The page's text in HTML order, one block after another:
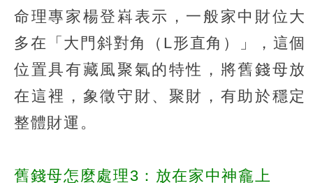
命理專家楊登嵙表示，一般家中財位大
多在「大門斜對角（L形直角）」，這個
位置具有藏風聚氣的特性，將舊錢母放
在這裡，象徵守財、聚財，有助於穩定
整體財運。
舊錢母怎麼處理3：放在家中神龕上